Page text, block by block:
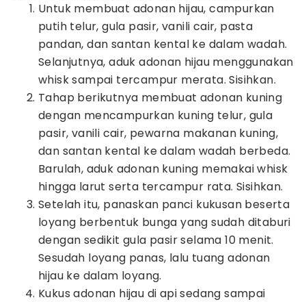
Untuk membuat adonan hijau, campurkan
putih telur, gula pasir, vanili cair, pasta
pandan, dan santan kental ke dalam wadah.
Selanjutnya, aduk adonan hijau menggunakan
whisk sampai tercampur merata. Sisihkan.
Tahap berikutnya membuat adonan kuning
dengan mencampurkan kuning telur, gula
pasir, vanili cair, pewarna makanan kuning,
dan santan kental ke dalam wadah berbeda.
Barulah, aduk adonan kuning memakai whisk
hingga larut serta tercampur rata. Sisihkan.
Setelah itu, panaskan panci kukusan beserta
loyang berbentuk bunga yang sudah ditaburi
dengan sedikit gula pasir selama 10 menit.
Sesudah loyang panas, lalu tuang adonan
hijau ke dalam loyang.
Kukus adonan hijau di api sedang sampai